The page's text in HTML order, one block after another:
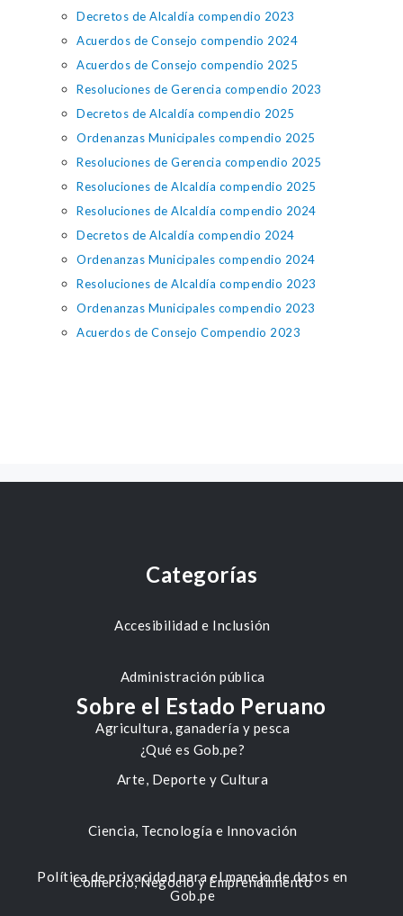
Decretos de Alcaldía compendio 2023
Acuerdos de Consejo compendio 2024
Acuerdos de Consejo compendio 2025
Resoluciones de Gerencia compendio 2023
Decretos de Alcaldía compendio 2025
Ordenanzas Municipales compendio 2025
Resoluciones de Gerencia compendio 2025
Resoluciones de Alcaldía compendio 2025
Resoluciones de Alcaldía compendio 2024
Decretos de Alcaldía compendio 2024
Ordenanzas Municipales compendio 2024
Resoluciones de Alcaldía compendio 2023
Ordenanzas Municipales compendio 2023
Acuerdos de Consejo Compendio 2023
Categorías
Accesibilidad e Inclusión
Administración pública
Agricultura, ganadería y pesca
Arte, Deporte y Cultura
Ciencia, Tecnología e Innovación
Comercio, Negocio y Emprendimiento
Sobre el Estado Peruano
¿Qué es Gob.pe?
Política de privacidad para el manejo de datos en
Gob.pe